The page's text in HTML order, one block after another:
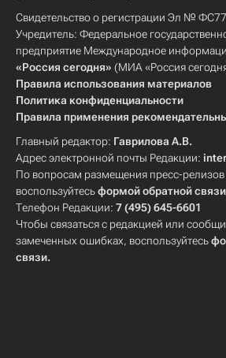
Свидетельство о регистрации Эл №
Учредитель: Федеральное
предприятие Международное
«Россия сегодня» (МИА «Россия
Правила использования материалов
Политика конфиденциальности
Правила применения
Главный редактор: Гаврилова А.В.
Адрес электронной почты Редакции:
По вопросам размещения пресс-
воспользуйтесьформой обратной связи
Телефон Редакции: 7 (495) 645-6601
Чтобы связаться с редакцией или
замеченных ошибках, воспользуйтесь
связи.